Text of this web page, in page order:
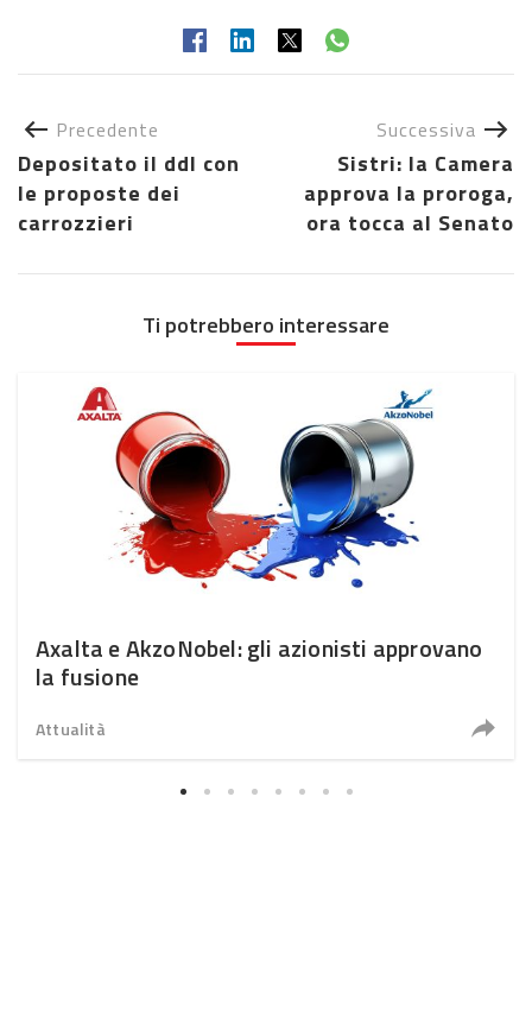
Precedente
Depositato il ddl con
le proposte dei
carrozzieri
Successiva
Sistri: la Camera
approva la proroga,
ora tocca al Senato
Ti potrebbero interessare
Axalta e AkzoNobel: gli azionisti approvano
la fusione
Attualità